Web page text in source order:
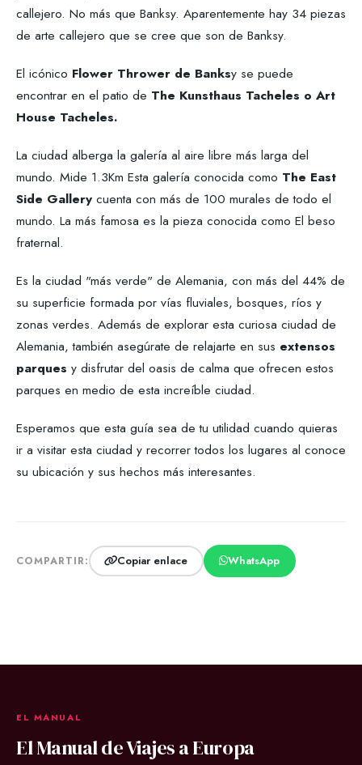
callejero. No más que Banksy. Aparentemente hay 34 piezas
de arte callejero que se cree que son de Banksy.
El icónico Flower Thrower de Banksy se puede
encontrar en el patio de The Kunsthaus Tacheles o Art
House Tacheles.
La ciudad alberga la galería al aire libre más larga del
mundo. Mide 1.3Km Esta galería conocida como The East
Side Gallery cuenta con más de 100 murales de todo el
mundo. La más famosa es la pieza conocida como El beso
fraternal.
Es la ciudad "más verde" de Alemania, con más del 44% de
su superficie formada por vías fluviales, bosques, ríos y
zonas verdes. Además de explorar esta curiosa ciudad de
Alemania, también asegúrate de relajarte en sus extensos
parques y disfrutar del oasis de calma que ofrecen estos
parques en medio de esta increíble ciudad.
Esperamos que esta guía sea de tu utilidad cuando quieras
ir a visitar esta ciudad y recorrer todos los lugares al conoce
su ubicación y sus hechos más interesantes.
COMPARTIR: Copiar enlace WhatsApp
EL MANUAL
El Manual de Viajes a Europa